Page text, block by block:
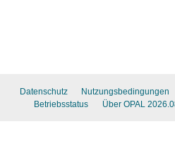
Datenschutz Nutzungsbedingungen
Betriebsstatus
Über OPAL